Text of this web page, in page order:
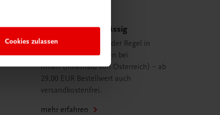
Cookies zulassen
Schnell und zuverlässig
Ihre Bestellung ist in der Regel in
spätestens 48 Stunden bei
Ihnen (innerhalb von Österreich) – ab
29,00 EUR Bestellwert auch
versandkostenfrei.
mehr erfahren